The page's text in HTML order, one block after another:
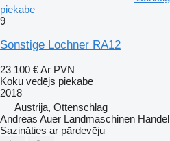
piekabe
9
Sonstige Lochner RA12
23 100 €Ar PVN
Koku vedējs piekabe
2018
Austrija, Ottenschlag
Andreas Auer Landmaschinen Handel
Sazināties ar pārdevēju